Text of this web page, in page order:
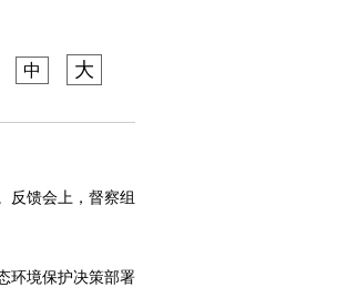
中 大
反馈会上，督察组
环境保护决策部署